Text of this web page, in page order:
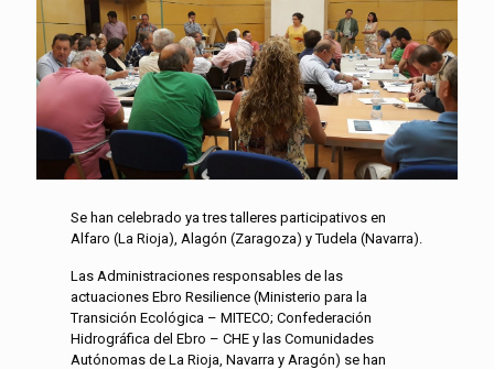
Se han celebrado ya tres talleres participativos en
Alfaro (La Rioja), Alagón (Zaragoza) y Tudela (Navarra).
Las Administraciones responsables de las
actuaciones Ebro Resilience (Ministerio para la
Transición Ecológica – MITECO; Confederación
Hidrográfica del Ebro – CHE y las Comunidades
Autónomas de La Rioja, Navarra y Aragón) se han